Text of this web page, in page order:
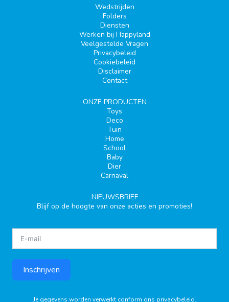
Wedstrijden
Folders
Diensten
Werken bij Happyland
Veelgestelde Vragen
Privacybeleid
Cookiebeleid
Disclaimer
Contact
ONZE PRODUCTEN
Toys
Deco
Tuin
Home
School
Baby
Dier
Carnaval
NIEUWSBRIEF
Blijf op de hoogte van onze acties en promoties!
Inschrijven
Je gegevens worden verwerkt conform ons privacybeleid.